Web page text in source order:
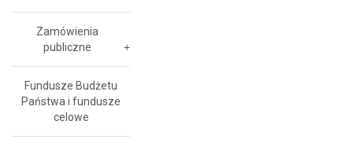
Zamówienia
publiczne
Fundusze Budżetu
Państwa i fundusze
celowe